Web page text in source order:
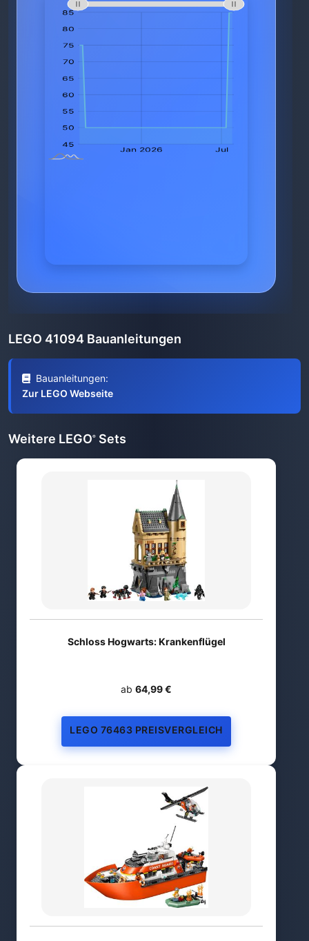
LEGO 41094 Bauanleitungen
Bauanleitungen:
Zur LEGO Webseite
Weitere LEGO® Sets
Schloss Hogwarts: Krankenflügel
ab 64,99 €
LEGO 76463 PREISVERGLEICH